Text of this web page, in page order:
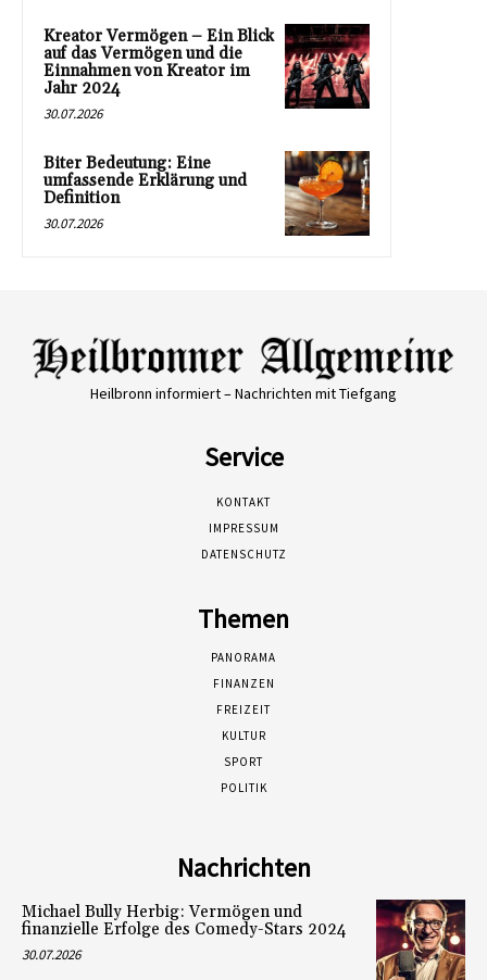
Kreator Vermögen – Ein Blick
auf das Vermögen und die
Einnahmen von Kreator im
Jahr 2024
30.07.2026
Biter Bedeutung: Eine
umfassende Erklärung und
Definition
30.07.2026
Heilbronn informiert – Nachrichten mit Tiefgang
Service
KONTAKT
IMPRESSUM
DATENSCHUTZ
Themen
PANORAMA
FINANZEN
FREIZEIT
KULTUR
SPORT
POLITIK
Nachrichten
Michael Bully Herbig: Vermögen und
finanzielle Erfolge des Comedy-Stars 2024
30.07.2026